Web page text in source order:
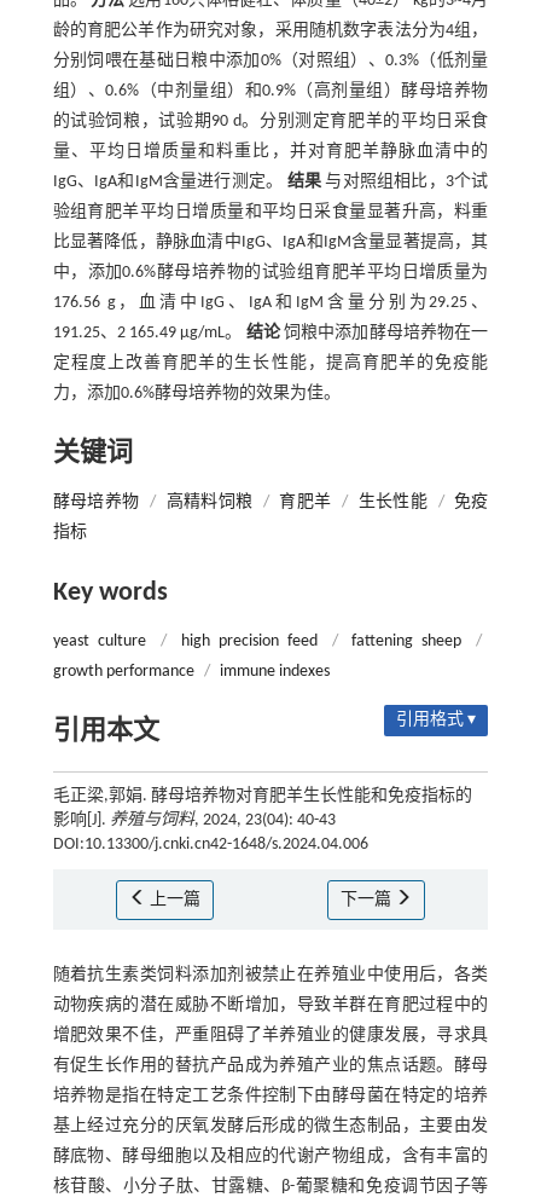
龄的育肥公羊作为研究对象，采用随机数字表法分为4组，
分别饲喂在基础日粮中添加0%（对照组）、0.3%（低剂量
组）、0.6%（中剂量组）和0.9%（高剂量组）酵母培养物
的试验饲粮，试验期90 d。分别测定育肥羊的平均日采食
量、平均日增质量和料重比，并对育肥羊静脉血清中的
IgG、IgA和IgM含量进行测定。 结果 与对照组相比，3个试
验组育肥羊平均日增质量和平均日采食量显著升高，料重
比显著降低，静脉血清中IgG、IgA和IgM含量显著提高，其
中，添加0.6%酵母培养物的试验组育肥羊平均日增质量为
176.56 g，血清中IgG、IgA和IgM含量分别为29.25、
191.25、2 165.49 μg/mL。 结论饲粮中添加酵母培养物在一
定程度上改善育肥羊的生长性能，提高育肥羊的免疫能
力，添加0.6%酵母培养物的效果为佳。
关键词
酵母培养物 / 高精料饲粮 / 育肥羊 / 生长性能 / 免疫
指标
Key words
yeast culture / high precision feed / fattening sheep
/
growth performance / immune indexes
引用本文 引用格式 ▾
毛正梁,郭娟. 酵母培养物对育肥羊生长性能和免疫指标的
影响[J]. 养殖与饲料, 2024, 23(04): 40-43
DOI:10.13300/j.cnki.cn42-1648/s.2024.04.006
上一篇 下一篇
随着抗生素类饲料添加剂被禁止在养殖业中使用后，各类
动物疾病的潜在威胁不断增加，导致羊群在育肥过程中的
增肥效果不佳，严重阻碍了羊养殖业的健康发展，寻求具
有促生长作用的替抗产品成为养殖产业的焦点话题。酵母
培养物是指在特定工艺条件控制下由酵母菌在特定的培养
基上经过充分的厌氧发酵后形成的微生态制品，主要由发
酵底物、酵母细胞以及相应的代谢产物组成，含有丰富的
核苷酸、小分子肽、甘露糖、β-葡聚糖和免疫调节因子等